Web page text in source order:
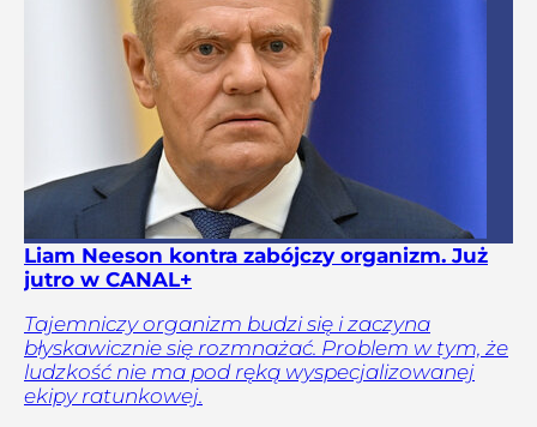
Liam Neeson kontra zabójczy organizm. Już
jutro w CANAL+
Tajemniczy organizm budzi się i zaczyna
błyskawicznie się rozmnażać. Problem w tym, że
ludzkość nie ma pod ręką wyspecjalizowanej
ekipy ratunkowej.